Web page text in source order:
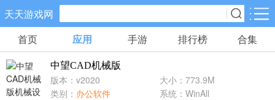
天天游戏网
手游分类 应用分类
卡牌回合
71款手游
角色扮演
202款手游
首页 应用 手游 排行榜 合集
中望CAD机械版
版本：v2020
大小：773.9M
类别： 办公软件 系统：WinAll